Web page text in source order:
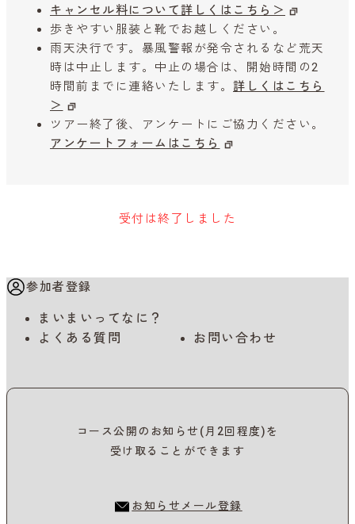
キャンセル料について詳しくはこちら＞
歩きやすい服装と靴でお越しください。
雨天決行です。暴風警報が発令されるなど荒天
時は中止します。中止の場合は、開始時間の2
時間前までに連絡いたします。 詳しくはこちら
＞
ツアー終了後、アンケートにご協力ください。
アンケートフォームはこちら
受付は終了しました
参加者登録
まいまいってなに？
よくある質問
お問い合わせ
コース公開のお知らせ(月2回程度)を
受け取ることができます
お知らせメール登録